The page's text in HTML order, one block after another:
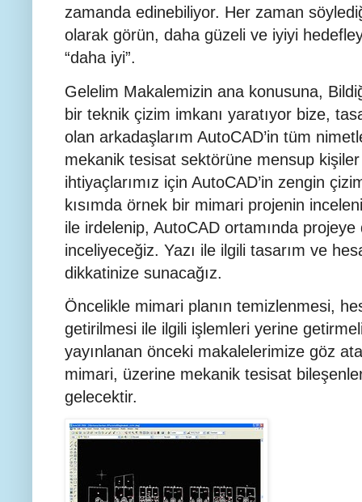
zamanda edinebiliyor. Her zaman
olarak görün, daha güzeli ve iyiyi
“daha iyi”.
Gelelim Makalemizin ana konusuna,
bir teknik çizim imkanı yaratıyor bize,
olan arkadaşlarım AutoCAD’in tüm
mekanik tesisat sektörüne mensup
ihtiyaçlarımız için AutoCAD’in zengin
kısımda örnek bir mimari projenin
ile irdelenip, AutoCAD ortamında projeye
inceliyeceğiz. Yazı ile ilgili tasarım ve
dikkatinize sunacağız.
Öncelikle mimari planın temizlenmesi,
getirilmesi ile ilgili işlemleri yerine
yayınlanan önceki makalelerimize göz
mimari, üzerine mekanik tesisat
gelecektir.